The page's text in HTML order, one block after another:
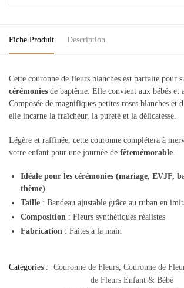
Fiche Produit Description
Cette couronne de fleurs blanches est parfaite pour
cérémonies de baptême. Elle convient aux bébés et
Composée de magnifiques petites roses blanches et
elle incarne la fraîcheur, la pureté et la délicatesse.
Légère et raffinée, cette couronne complétera à
votre enfant pour une journée de fêtemémorable
Idéale pour les cérémonies (mariage, EVJF,
thème)
Taille : Bandeau ajustable grâce au ruban en
Composition : Fleurs synthétiques réalistes
Fabrication : Faites à la main
Catégories : Couronne de Fleurs, Couronne de
de Fleurs Enfant & Bébé